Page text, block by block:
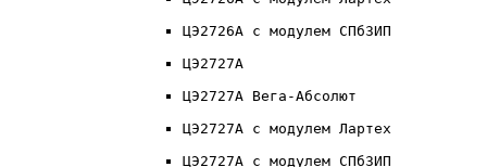
ЦЭ2726А с модулем СПбЗИП
ЦЭ2727А
ЦЭ2727А Вега-Абсолют
ЦЭ2727А с модулем Лартех
ЦЭ2727А с модулем СПбЗИП